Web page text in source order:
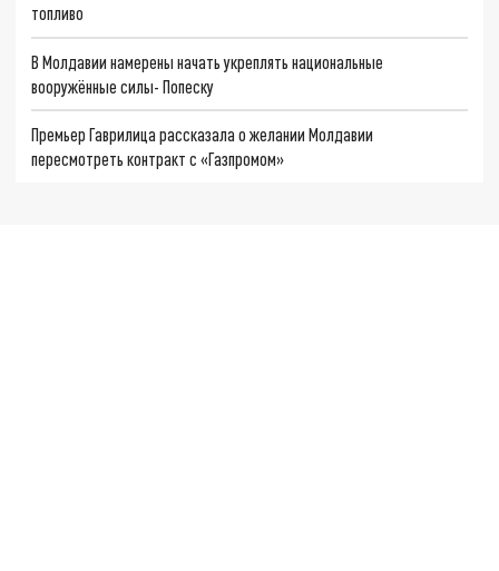
топливо
В Молдавии намерены начать укреплять национальные
вооружённые силы- Попеску
Премьер Гаврилица рассказала о желании Молдавии
пересмотреть контракт с «Газпромом»